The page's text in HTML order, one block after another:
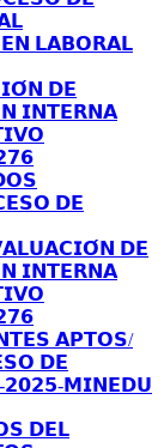
𝗟𝗔𝗕𝗢𝗥𝗔𝗟
𝗗𝗘
𝗜𝗡𝗧𝗘𝗥𝗡𝗔
𝗗𝗘
𝗗𝗘
𝗜𝗡𝗧𝗘𝗥𝗡𝗔
𝗔𝗣𝗧𝗢𝗦/
𝗗𝗘
𝗠𝗜𝗡𝗘𝗗𝗨
𝗗𝗘𝗟